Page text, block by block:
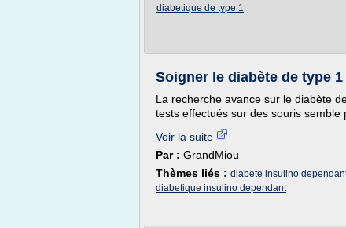
diabetique de type 1
Soigner le diabète de type 1
La recherche avance sur le diabète
tests effectués sur des souris semble
Voir la suite
Par : GrandMiou
Thèmes liés : diabete insulino
diabetique insulino dependant